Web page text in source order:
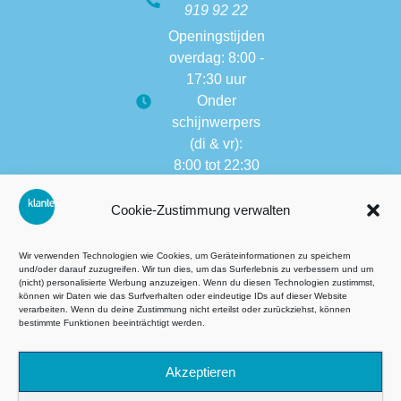
Cookie-Zustimmung verwalten
Wir verwenden Technologien wie Cookies, um Geräteinformationen zu speichern
und/oder darauf zuzugreifen. Wir tun dies, um das Surferlebnis zu verbessern und um
(nicht) personalisierte Werbung anzuzeigen. Wenn du diesen Technologien zustimmst,
können wir Daten wie das Surfverhalten oder eindeutige IDs auf dieser Website
verarbeiten. Wenn du deine Zustimmung nicht erteilst oder zurückziehst, können
bestimmte Funktionen beeinträchtigt werden.
Akzeptieren
919 92 22
Openingstijden
overdag: 8:00 -
17:30 uur
Onder
schijnwerpers
(di & vr):
8:00 tot 22:30
van andere
8:00 tot 17:30
Algemene voorwaarden (AVG)
Datenschutz
Impressie